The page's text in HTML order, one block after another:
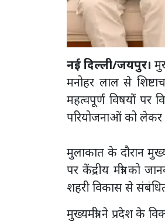
नई दिल्ली/जयपुर।
मनोहर लाल से
महत्वपूर्ण विषयों पर
परियोजनाओं को लेकर
मुलाकात के दौरान
पर केंद्रीय मंत्री को
शहरी विकास से
मुख्यमंत्री ने प्रदेश के